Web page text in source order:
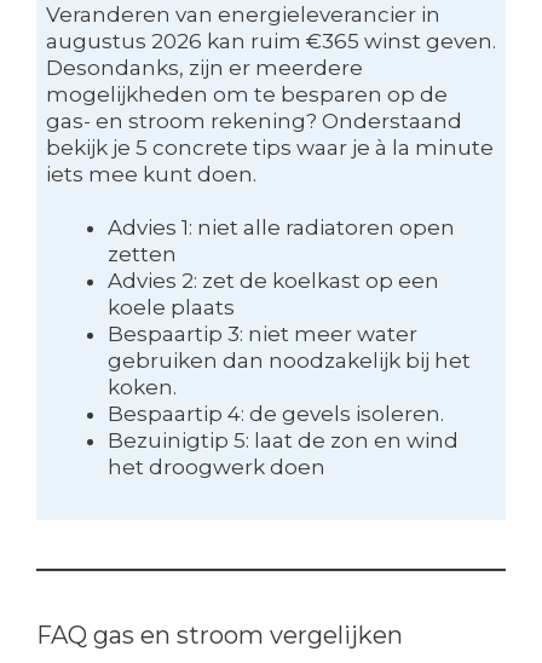
Veranderen van energieleverancier in
augustus 2026 kan ruim €365 winst geven.
Desondanks, zijn er meerdere
mogelijkheden om te besparen op de
gas- en stroom rekening? Onderstaand
bekijk je 5 concrete tips waar je à la minute
iets mee kunt doen.
Advies 1: niet alle radiatoren open
zetten
Advies 2: zet de koelkast op een
koele plaats
Bespaartip 3: niet meer water
gebruiken dan noodzakelijk bij het
koken.
Bespaartip 4: de gevels isoleren.
Bezuinigtip 5: laat de zon en wind
het droogwerk doen
FAQ gas en stroom vergelijken